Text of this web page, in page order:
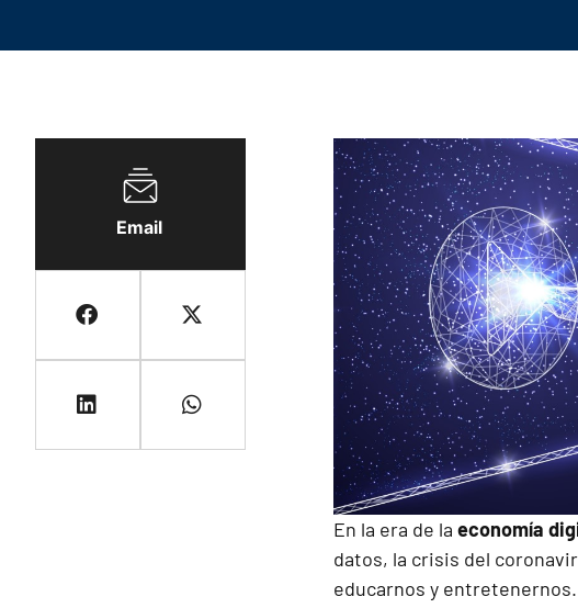
Email
En la era de la economía
datos, la crisis del
educarnos y entretenernos.